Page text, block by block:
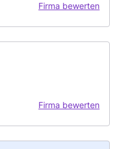
Firma bewerten
Firma bewerten